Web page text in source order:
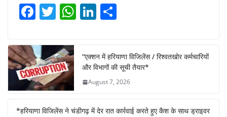
F
c
e
b
o
o
T
itt
er
W
s
A
p
Li
e
dI
n
e
“एक्शन में हरियाणा विजिलेंस / रिश्वतखोर कर्मचारियों
और विभागों की सूची तैयार*
August 7, 2026
*हरियाणा विजिलेंस ने चंडीगढ़ में देर रात कार्रवाई करते हुए कैश के साथ ड्राइवर